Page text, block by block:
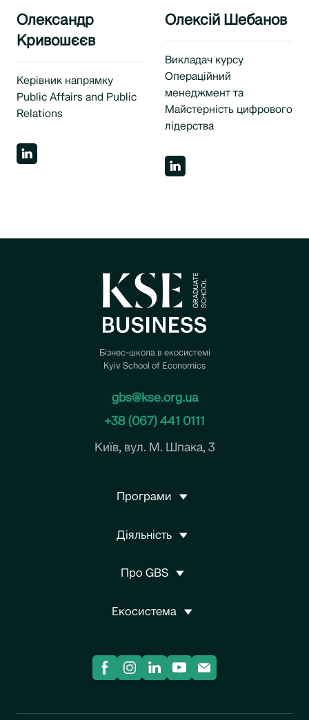
Олександр
Кривошєєв
Керівник напрямку
Public Affairs and Public
Relations
Олексій Шебанов
Викладач курсу
Операційний
менеджмент та
Майстерність цифрового
лідерства
Бізнес-школа в екосистемі
Kyiv School of Economics
gbs@kse.org.ua
+38 (067) 441 0111
Київ, вул. М. Шпака, 3
Програми
Діяльність
Про GBS
Екосистема